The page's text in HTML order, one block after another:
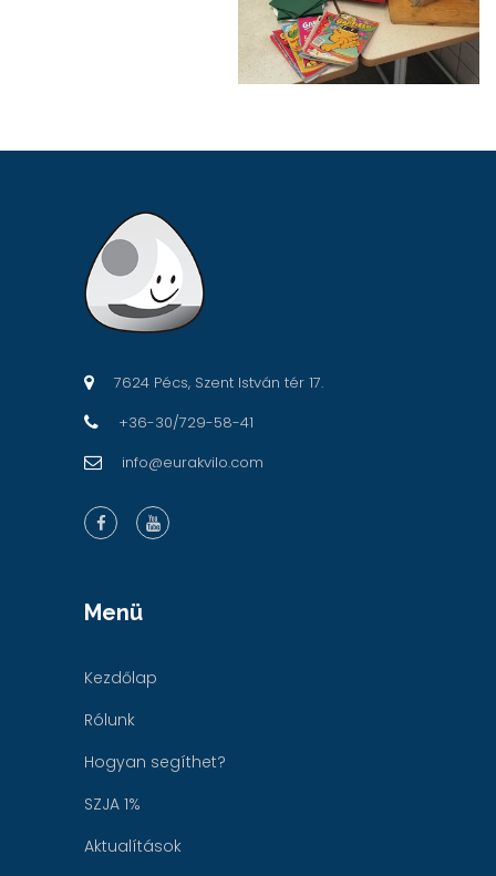
7624 Pécs, Szent István tér 17.
+36-30/729-58-41
info@eurakvilo.com
Menü
Kezdőlap
Rólunk
Hogyan segíthet?
SZJA 1%
Aktualítások